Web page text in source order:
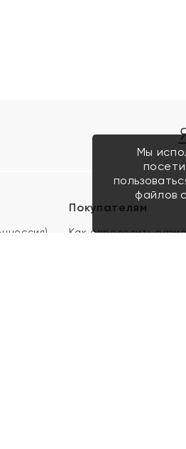
Покупателям
Как определить
Мы
файлов